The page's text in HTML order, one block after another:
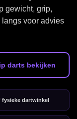
gewicht, grip,
langs voor advies
darts bekijken
fysieke dartwinkel